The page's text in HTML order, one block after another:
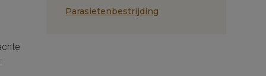
Parasietenbestrijding